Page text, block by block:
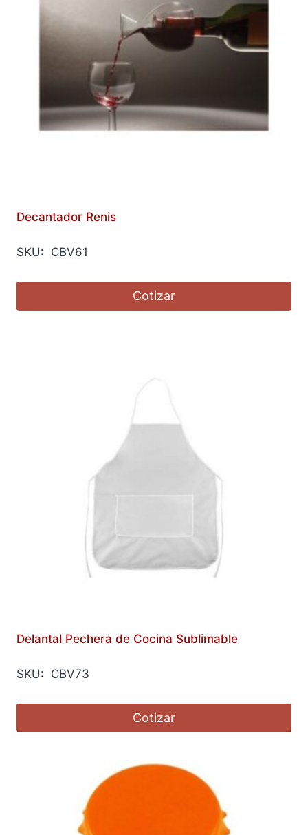
Decantador Renis
SKU: CBV61
Cotizar
Delantal Pechera de Cocina Sublimable
SKU: CBV73
Cotizar